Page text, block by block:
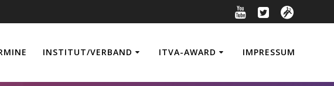
INSTITUT/VERBAND ITVA-AWARD IMPRESSUM